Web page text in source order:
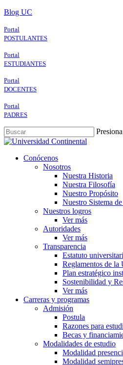
Skip
main
content
Blog UC
Portal
POSTULANTES
Portal
ESTUDIANTES
Portal
DOCENTES
Portal
PADRES
Close
search
Menu
Conócenos
Nosotros
Nuestra Historia
Nuestra Filosofía
Nuestro Propósito
Nuestro Sistema
Nuestros logros
Ver más
Autoridades
Ver más
Transparencia
Estatuto
Reglamentos de la
Plan estratégico
Sostenibilidad y
Ver más
Carreras y programas
Admisión
Postula
Razones para
Becas y
Modalidades de estudio
Modalidad
Modalidad